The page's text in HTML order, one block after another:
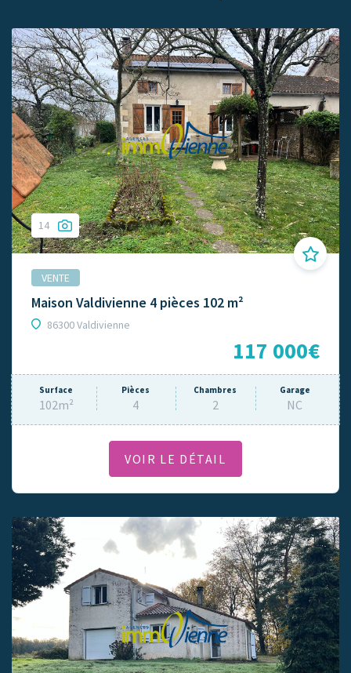
14
VENTE
Maison Valdivienne 4 pièces 102 m²
86300 Valdivienne
117 000€
Surface
102m²
Pièces
4
Chambres
2
Garage
NC
VOIR LE DÉTAIL